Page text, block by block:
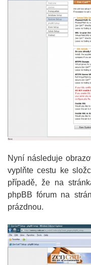
Nyní následuje
vyplňte cestu ke
případě, že na
phpBB fórum na
prázdnou.